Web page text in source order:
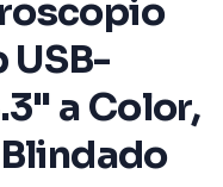
USB-
a Color,